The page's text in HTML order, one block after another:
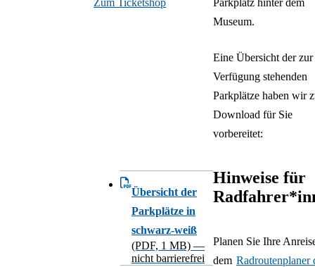
Museum.
Eine Übersicht der zur
Verfügung stehenden
Parkplätze haben wir
Download für Sie
vorbereitet:
Übersicht der
Parkplätze in
schwarz-weiß
(PDF, 1 MB) —
nicht barrierefrei
Hinweise für
Planen Sie Ihre
dem Radroutenplaner